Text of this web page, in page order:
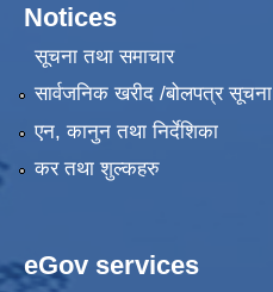
Notices
सूचना तथा समाचार
सार्वजनिक खरीद /बोलपत्र सूचना
एन, कानुन तथा निर्देशिका
कर तथा शुल्कहरु
eGov services